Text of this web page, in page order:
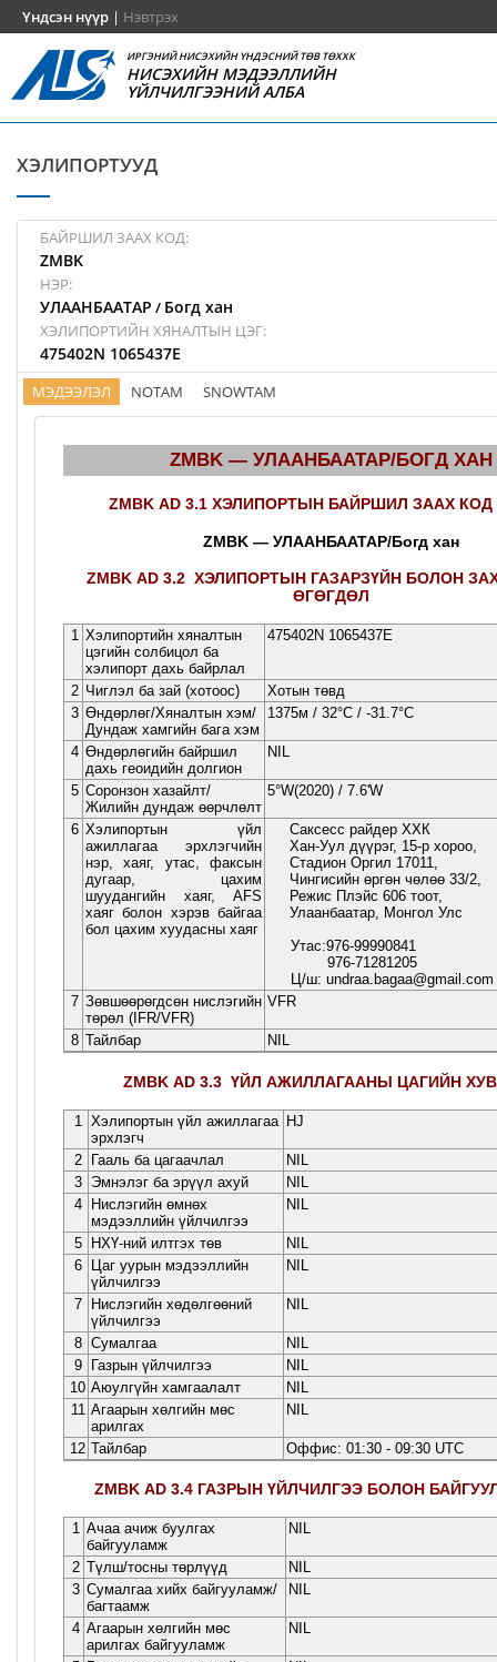
Үндсэн нүүр | Нэвтрэх
ИРГЭНИЙ НИСЭХИЙН ҮНДЭСНИЙ ТӨВ ТӨХХК
НИСЭХИЙН МЭДЭЭЛЛИЙН
ҮЙЛЧИЛГЭЭНИЙ АЛБА
ХЭЛИПОРТУУД
БАЙРШИЛ ЗААХ КОД:
ZMBK
НЭР:
УЛААНБААТАР / Богд хан
ХЭЛИПОРТИЙН ХЯНАЛТЫН ЦЭГ:
475402N 1065437E
МЭДЭЭЛЭЛ NOTAM SNOWTAM